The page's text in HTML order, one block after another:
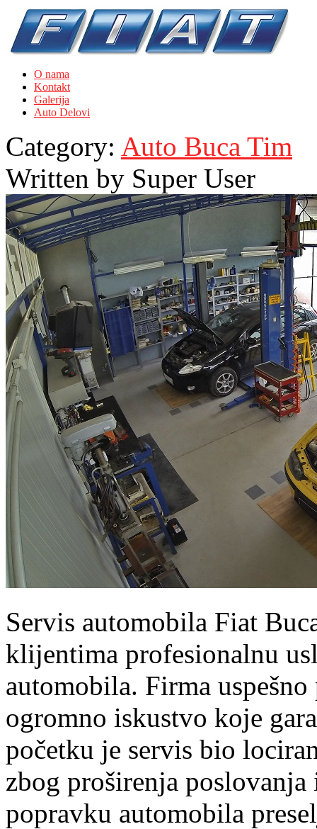
O nama
Kontakt
Galerija
Auto Delovi
Category: Auto Buca Tim
Written by Super User
Servis automobila Fiat
klijentima profesionalnu
automobila. Firma
ogromno iskustvo koje
početku je servis bio
zbog proširenja poslovanja
popravku automobila